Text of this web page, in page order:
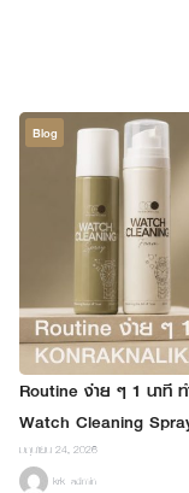
Blog
Routine ง่าย ๆ 1 นาที
Watch Cleaning
มิถุนายน 24, 2026
krk_admin